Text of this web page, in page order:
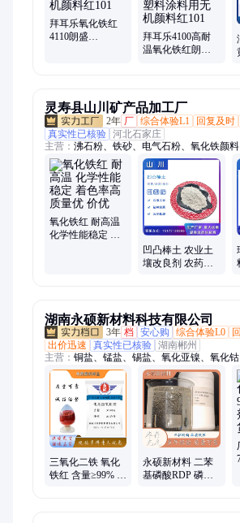
拜耳乐氧化铁红
4110朗盛
拜耳乐4100高耐
温氧化铁红朗盛
灵寿县山川矿产品加工厂
2年 厂 综合体验L1 回复及时
真实性已核验 河北石家庄
主营： 沸石粉、铁砂、电气石粉、氧化铁颜
铁灰、四氧化三铁、氧化铁黑、氧化铁黄、
橡胶粉、高岭土、玻璃粉、磁粉、滑石粉、减
石粉、红色颜料、硅微粉、耐火材料、伊利
壳粉
氧化铁红 耐高温
化学性能稳定 着
凹凸棒土 农业土
壤改良剂 农药载
湖南永硕新材料科技有限公司
3年 档 安心购 综合体验L0
出价迅速
真实性已核验 湖南郴州
主营： 铜盐、锰盐、锡盐、氧化亚镍、氧化
盐、无卤环保抑烟阻燃剂、无卤环保阻燃剂
三氧化二铁 氧化
铁红 含量≥99% 电
永硕新材料 二苯
基磷酸RDP 磷系